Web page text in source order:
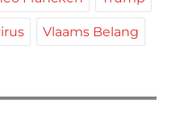
Vlaams Belang